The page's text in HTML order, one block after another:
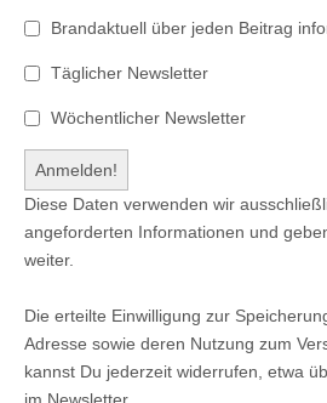
Brandaktuell über jeden Beitrag
Täglicher Newsletter
Wöchentlicher Newsletter
Diese Daten verwenden wir
angeforderten Informationen und
weiter.
Die erteilte Einwilligung zur
Adresse sowie deren Nutzung zum
kannst Du jederzeit widerrufen, etwa
im Newsletter.